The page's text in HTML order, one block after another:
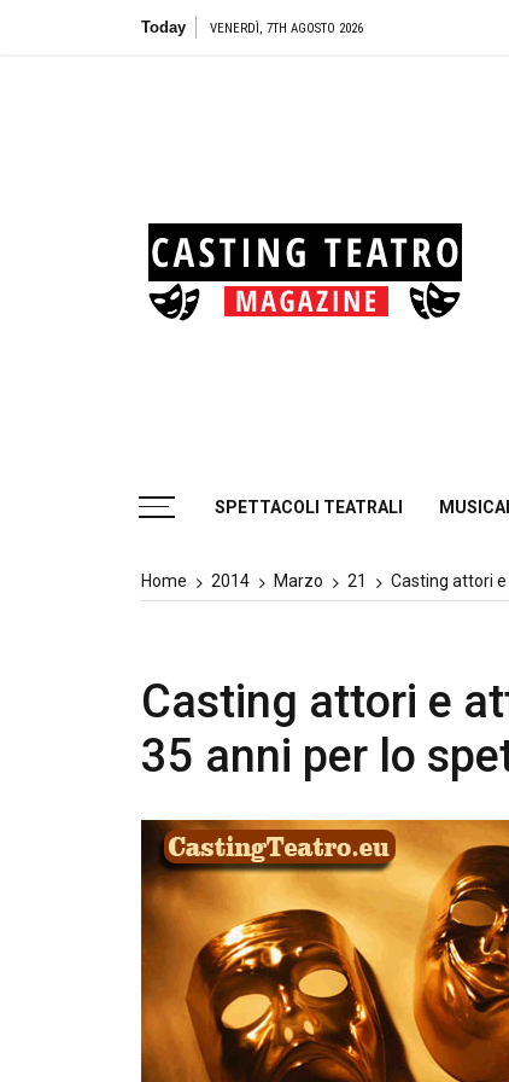
Today VENERDÌ, 7TH AGOSTO 2026
SPETTACOLI TEATRALI
Home 2014 Marzo 21 Casting attori
Casting attori e
35 anni per lo